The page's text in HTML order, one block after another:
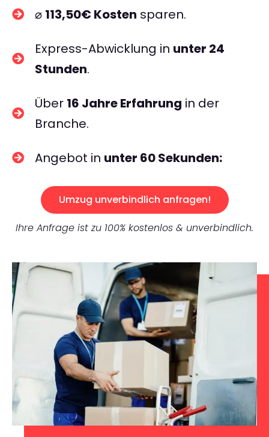
⌀ 113,50€ Kosten sparen.
Express-Abwicklung in unter 24
Stunden.
Über 16 Jahre Erfahrung in der
Branche.
Angebot in unter 60 Sekunden:
Umzug unverbindlich anfragen!
Ihre Anfrage ist zu 100% kostenlos & unverbindlich.